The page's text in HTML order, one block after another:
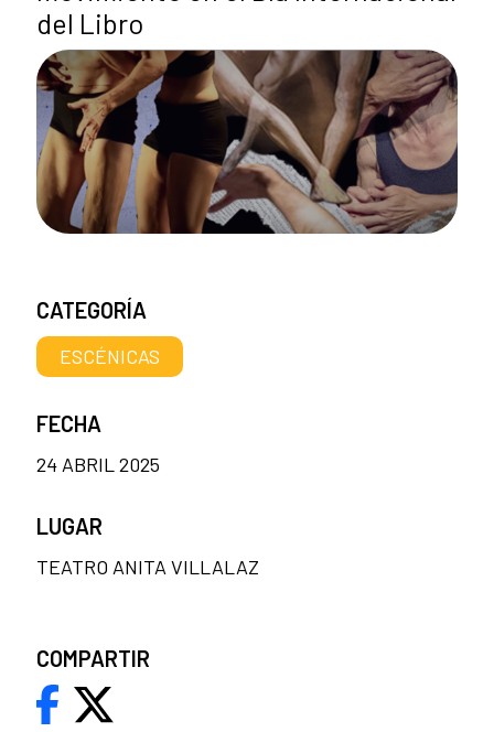
del Libro
CATEGORÍA
ESCÉNICAS
FECHA
24 ABRIL 2025
LUGAR
TEATRO ANITA VILLALAZ
COMPARTIR